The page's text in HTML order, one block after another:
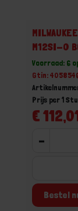
M12SI-0
Voorraad: 6
Gtin:
€
Prijs per 1
-
Bestel